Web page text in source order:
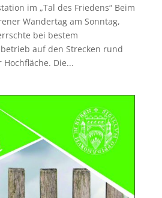
im „Tal des Friedens“ Beim
Wandertag am Sonntag,
bei bestem
auf den Strecken rund
Die...